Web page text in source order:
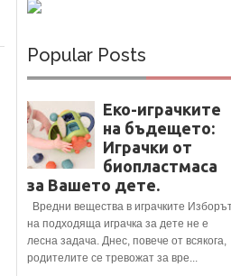
Popular Posts
Еко-играчките
на бъдещето:
Играчки от
биопластмаса
за Вашето дете.
Вредни вещества в играчките
на подходяща играчка за дете не е
лесна задача. Днес, повече от всякога,
родителите се тревожат за вре...